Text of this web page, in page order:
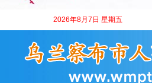
2026年8月7日 星期五